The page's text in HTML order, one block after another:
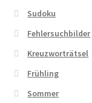
Sudoku
Fehlersuchbilder
Kreuzworträtsel
Frühling
Sommer